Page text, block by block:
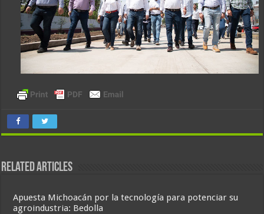
Related Articles
Apuesta Michoacán por la tecnología para potenciar su
agroindustria: Bedolla